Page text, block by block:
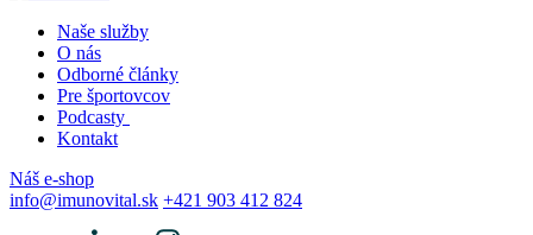
Naše služby
O nás
Odborné články
Pre športovcov
Podcasty
Kontakt
Náš e-shop
info@imunovital.sk +421 903 412 824